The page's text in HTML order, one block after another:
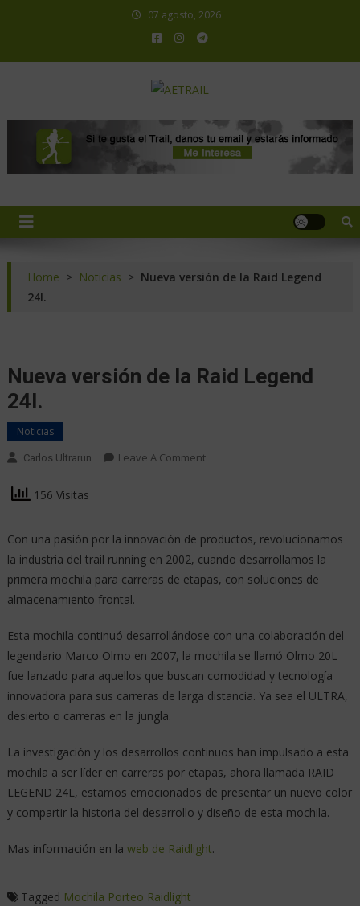
07 agosto, 2026
Home > Noticias > Nueva versión de la Raid Legend
24l.
Nueva versión de la Raid Legend
24l.
Noticias
Carlos Ultrarun Leave A Comment
156 Visitas
Con una pasión por la innovación de productos, revolucionamos
la industria del trail running en 2002, cuando desarrollamos la
primera mochila para carreras de etapas, con soluciones de
almacenamiento frontal.
Esta mochila continuó desarrollándose con una colaboración del
legendario Marco Olmo en 2007, la mochila se llamó Olmo 20L
fue lanzado para aquellos que buscan comodidad y tecnología
innovadora para sus carreras de larga distancia. Ya sea el ULTRA,
desierto o carreras en la jungla.
La investigación y los desarrollos continuos han impulsado a esta
mochila a ser líder en carreras por etapas, ahora llamada RAID
LEGEND 24L, estamos emocionados de presentar un nuevo color
y compartir la historia del desarrollo y diseño de esta mochila.
Mas información en la web de Raidlight.
Tagged Mochila Porteo Raidlight